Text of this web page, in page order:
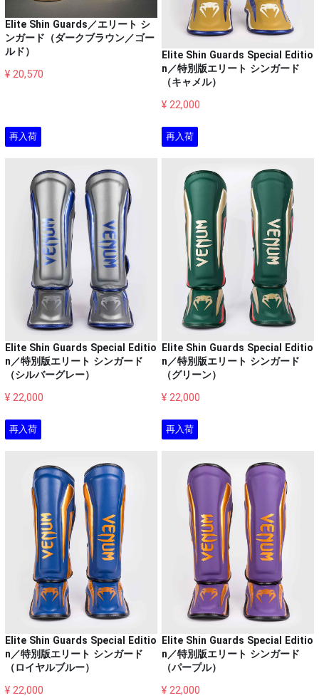
Elite Shin Guards／エリート シ
ンガード（ダークブラウン／ゴー
ルド）
¥ 20,570
Elite Shin Guards Special Editio
n／特別版エリート シンガード
（キャメル）
¥ 22,000
再入荷
Elite Shin Guards Special Editio
n／特別版エリート シンガード
（シルバーグレー）
¥ 22,000
再入荷
Elite Shin Guards Special Editio
n／特別版エリート シンガード
（グリーン）
¥ 22,000
再入荷
Elite Shin Guards Special Editio
n／特別版エリート シンガード
（ロイヤルブルー）
¥ 22,000
再入荷
Elite Shin Guards Special Editio
n／特別版エリート シンガード
（パープル）
¥ 22,000